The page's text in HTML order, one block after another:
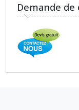
Demande